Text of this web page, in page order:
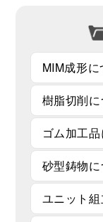
MIM成形に
樹脂切削
ゴム加工
砂型鋳物
ユニット